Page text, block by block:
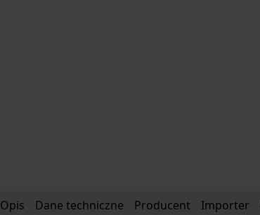
Opis Dane techniczne Producent Importer